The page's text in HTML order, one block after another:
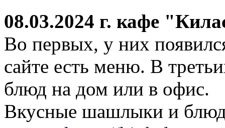
08.03.2024 г. кафе
Во первых, у них
сайте есть меню. В
блюд на дом или в офис.
Вкусные шашлыки и